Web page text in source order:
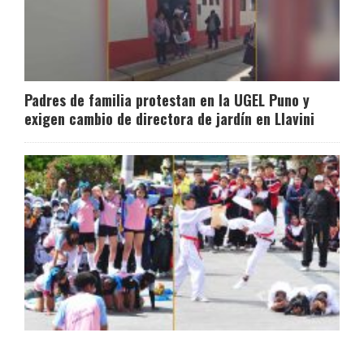
Padres de familia protestan en la UGEL Puno y
exigen cambio de directora de jardín en Llavini